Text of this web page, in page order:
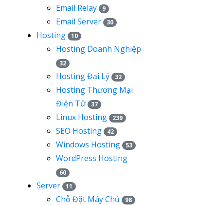
Email Relay 9
Email Server 30
Hosting 10
Hosting Doanh Nghiệp
32
Hosting Đại Lý 32
Hosting Thương Mại
Điện Tử
37
Linux Hosting 239
SEO Hosting 42
Windows Hosting 53
WordPress Hosting
60
Server 11
Chỗ Đặt Máy Chủ 98